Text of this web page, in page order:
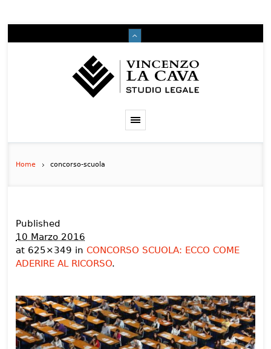
Home concorso-scuola
Published
10 Marzo 2016
at 625×349 inCONCORSO SCUOLA: ECCO COME
ADERIRE AL RICORSO.